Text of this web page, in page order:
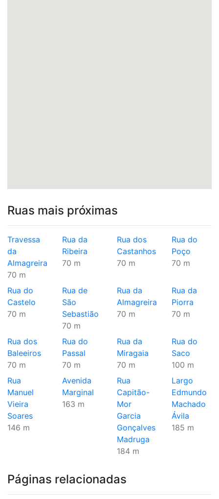
Ruas mais próximas
Travessa
da
Almagreira
70 m
Rua da
Ribeira
70 m
Rua dos
Castanhos
70 m
Rua do
Poço
70 m
Rua do
Castelo
70 m
Rua de
São
Sebastião
70 m
Rua da
Almagreira
70 m
Rua da
Piorra
70 m
Rua dos
Baleeiros
70 m
Rua do
Passal
70 m
Rua da
Miragaia
70 m
Rua do
Saco
100 m
Rua
Manuel
Vieira
Soares
146 m
Avenida
Marginal
163 m
Rua
Capitão-
Mor
Garcia
Gonçalves
Madruga
184 m
Largo
Edmundo
Machado
Ávila
185 m
Páginas relacionadas